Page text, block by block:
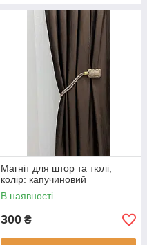
Магніт для штор та тюлі,
колір: капучиновий
В наявності
300 ₴